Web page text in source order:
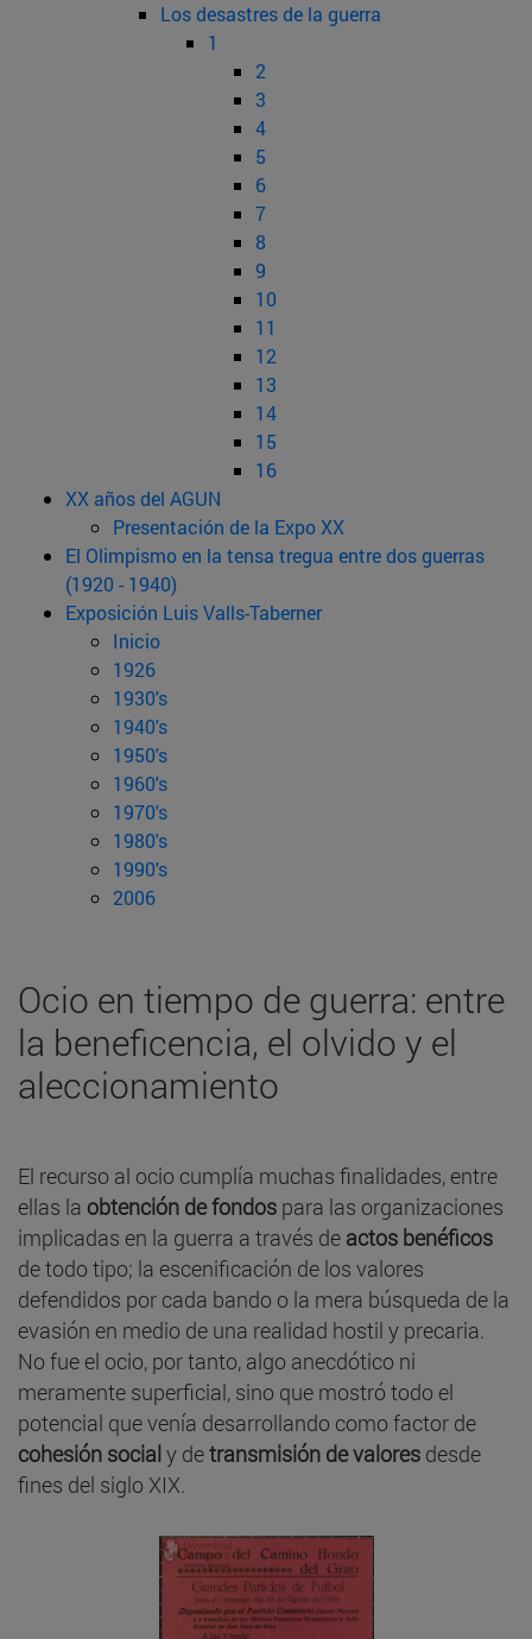
Los desastres de la guerra
1
2
3
4
5
6
7
8
9
10
11
12
13
14
15
16
XX años del AGUN
Presentación de la Expo XX
El Olimpismo en la tensa tregua entre dos guerras
(1920 - 1940)
Exposición Luis Valls-Taberner
Inicio
1926
1930's
1940's
1950's
1960's
1970's
1980's
1990's
2006
Ocio en tiempo de guerra: entre
la beneficencia, el olvido y el
aleccionamiento
El recurso al ocio cumplía muchas finalidades, entre
ellas la obtención de fondos para las organizaciones
implicadas en la guerra a través de actos benéficos
de todo tipo; la escenificación de los valores
defendidos por cada bando o la mera búsqueda de la
evasión en medio de una realidad hostil y precaria.
No fue el ocio, por tanto, algo anecdótico ni
meramente superficial, sino que mostró todo el
potencial que venía desarrollando como factor de
cohesión socialy detransmisión de valores desde
fines del siglo XIX.